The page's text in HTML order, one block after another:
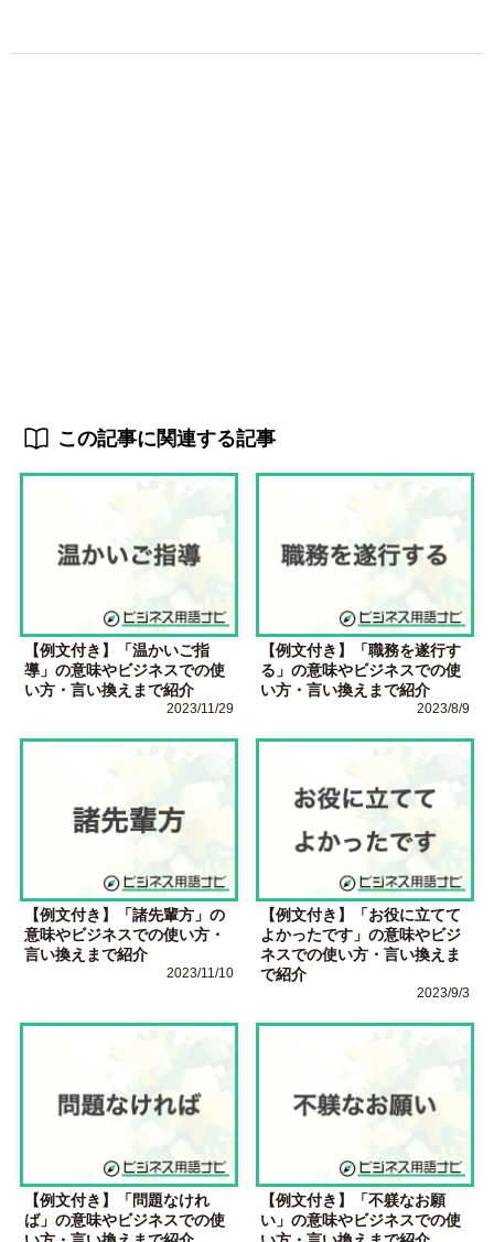
この記事に関連する記事
【例文付き】「温かいご指
導」の意味やビジネスでの使
い方・言い換えまで紹介
2023/11/29
【例文付き】「職務を遂行す
る」の意味やビジネスでの使
い方・言い換えまで紹介
2023/8/9
【例文付き】「諸先輩方」の
意味やビジネスでの使い方・
言い換えまで紹介
2023/11/10
【例文付き】「お役に立てて
よかったです」の意味やビジ
ネスでの使い方・言い換えま
で紹介
2023/9/3
【例文付き】「問題なけれ
ば」の意味やビジネスでの使
【例文付き】「不躾なお願
い」の意味やビジネスでの使